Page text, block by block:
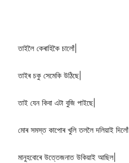
তাইলৈ কেৰাহিকৈ চালোঁ|
তাইৰ চকু সেমেকি উঠিছে|
তাই যেন কিবা এটা বুজি পাইছে|
মোৰ সমস্ত কাপোৰ খুলি তললৈ দলিয়াই দিলোঁ|
মানুহবোৰে উত্তেজনাত উকিয়াই আছিল|